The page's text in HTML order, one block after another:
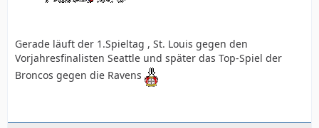
Gerade läuft der 1.Spieltag , St. Louis gegen den
Vorjahresfinalisten Seattle und später das Top-Spiel der
Broncos gegen die Ravens